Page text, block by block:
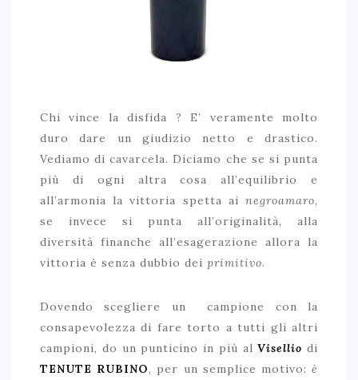
Chi vince la disfida ? E’ veramente molto
duro dare un giudizio netto e drastico.
Vediamo di cavarcela. Diciamo che se si punta
più di ogni altra cosa all’equilibrio e
all’armonia la vittoria spetta ai negroamaro,
se invece si punta all’originalità, alla
diversità finanche all’esagerazione allora la
vittoria è senza dubbio dei primitivo.
Dovendo scegliere un campione con la
consapevolezza di fare torto a tutti gli altri
campioni, do un punticino in più alVisellio di
TENUTE RUBINO, per un semplice motivo:è